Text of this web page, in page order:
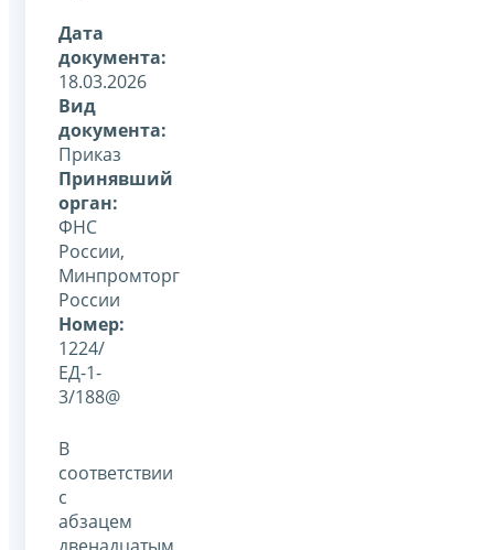
Дата
документа:
18.03.2026
Вид
документа:
Приказ
Принявший
орган:
ФНС
России,
Минпромторг
России
Номер:
1224/
ЕД-1-
3/188@
В
соответствии
с
абзацем
двенадцатым